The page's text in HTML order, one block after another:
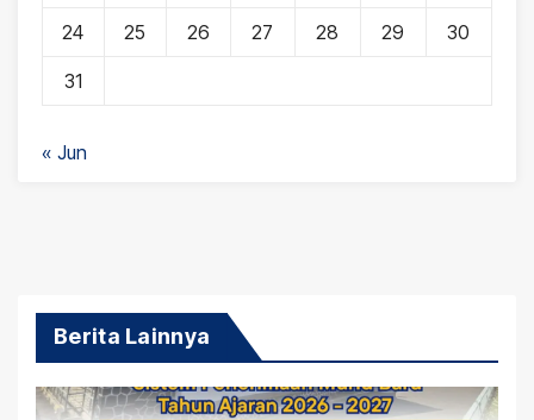
24 25 26 27 28 29 30
31
« Jun
Berita Lainnya